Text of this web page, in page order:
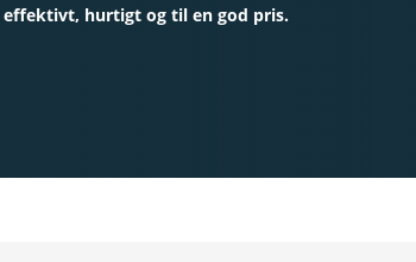
effektivt, hurtigt og til en god pris.